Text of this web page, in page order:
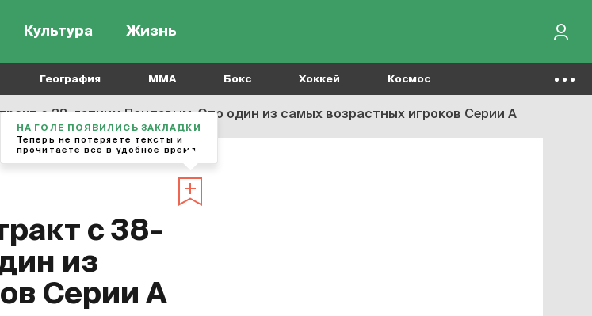
Культура Жизнь
География MMA Бокс Хоккей Космос
с 38-летним Пандевым. Это один из самых возрастных игроков Серии А
с 38-
из
Серии А
НА ГОЛЕ ПОЯВИЛИСЬ ЗАКЛАДКИ
Теперь не потеряете тексты и
прочитаете все в удобное время